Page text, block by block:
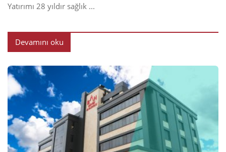
Yatırımı 28 yıldır sağlık ...
Devamını oku
2024